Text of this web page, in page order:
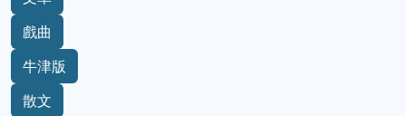
戲曲
牛津版
散文